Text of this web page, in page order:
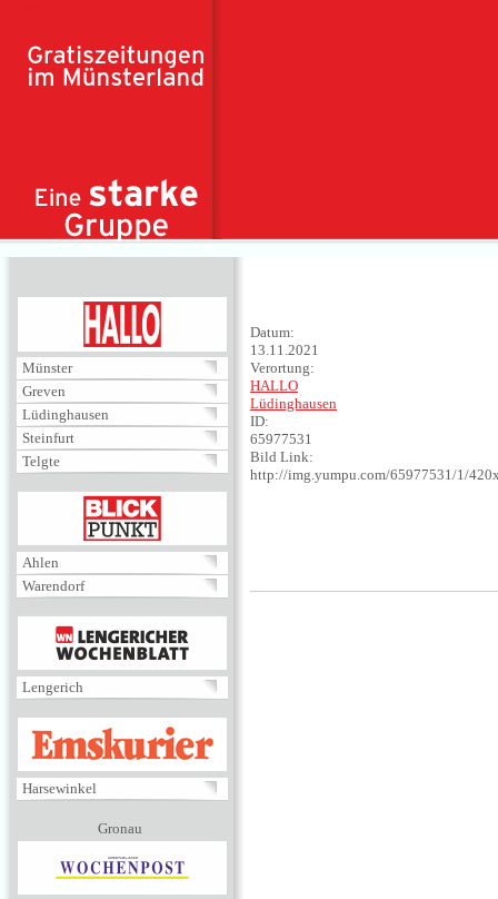
Münster
Greven
Lüdinghausen
Steinfurt
Telgte
BLICKPUNKT
Ahlen
Warendorf
MENÜ
Lengerich
EMSKURIER
Harsewinkel
Gronau
Datum:
13.11.2021
Verortung:
HALLO
Lüdinghausen
ID:
65977531
Bild Link:
http://img.yumpu.com/65977531/1/